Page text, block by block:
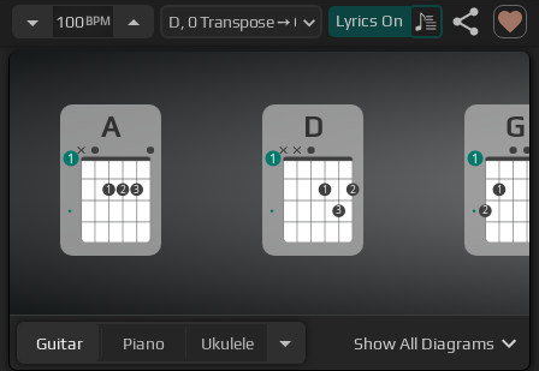
no lleva a nada,[G]ay ay [A]
Y en el techo de mi alma tengo un hueco donde
pocas cosas me
dan miedo y una de ellas
es perder[D]la luz de [A]tu mirada
100BPM Lyrics On
A
1 2 3
1
D
1
3
2
1
G
2
1
1
Guitar Piano Ukulele ShowAll Diagrams